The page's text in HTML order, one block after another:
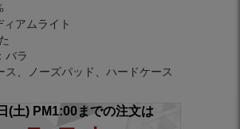
ィアムライト
バラ
ス、ノーズパッド、ハードケース